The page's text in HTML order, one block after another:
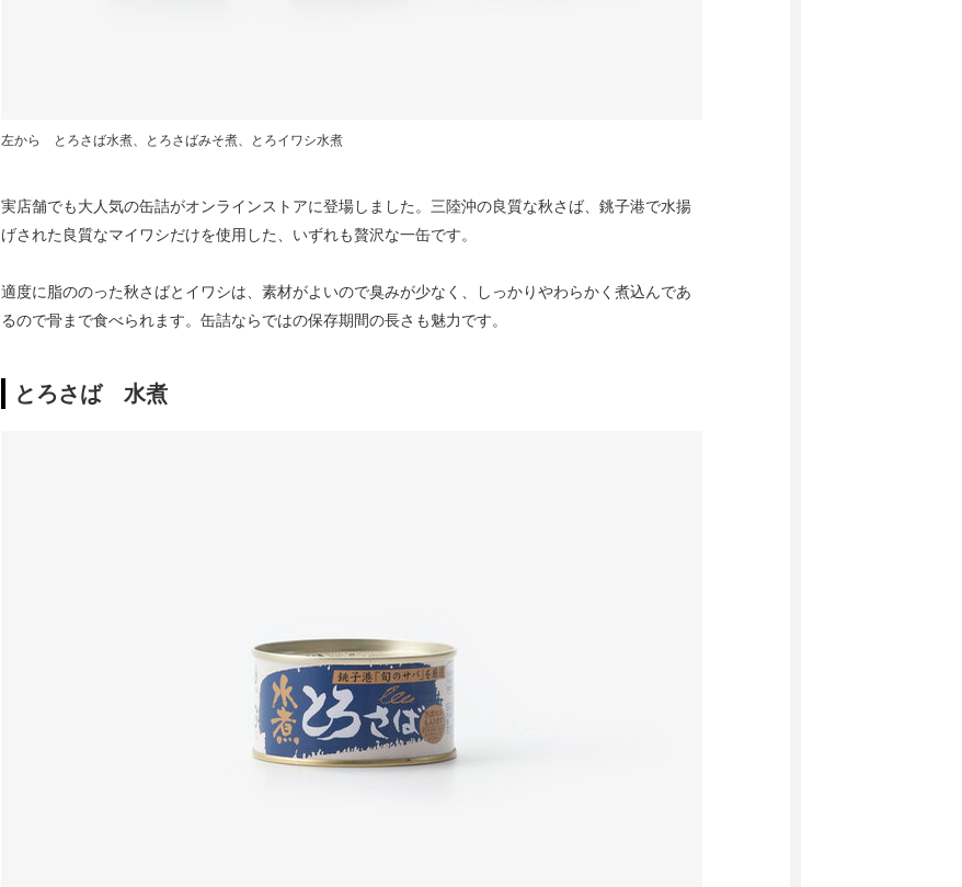
左から とろさば水煮、とろさばみそ煮、とろイワシ水煮
実店舗でも大人気の缶詰がオンラインストアに登場しました。三陸沖の良質な秋さば、銚子港で水揚
げされた良質なマイワシだけを使用した、いずれも贅沢な一缶です。
適度に脂ののった秋さばとイワシは、素材がよいので臭みが少なく、しっかりやわらかく煮込んであ
るので骨まで食べられます。缶詰ならではの保存期間の長さも魅力です。
とろさば 水煮